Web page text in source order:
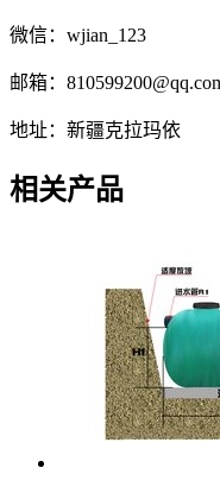
微信：wjian_123
邮箱：
地址：新疆克拉玛依
相关产品